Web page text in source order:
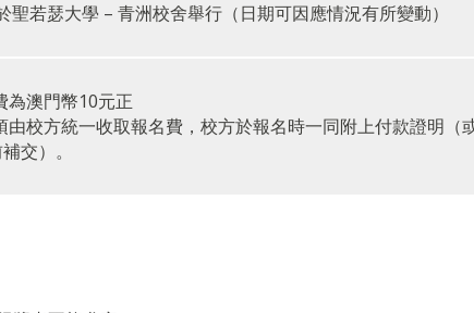
聖若瑟大學 – 青洲校舍舉行（日期可因應情況有所變動）
為澳門幣10元正
由校方統一收取報名費，校方於報名時一同附上付款證明（
交）。